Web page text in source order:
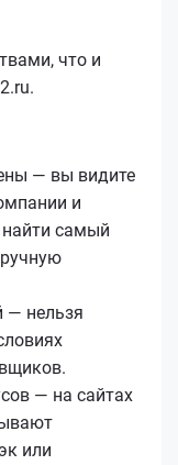
что и
— вы видите
и
найти самый
— нельзя
— на сайтах
или